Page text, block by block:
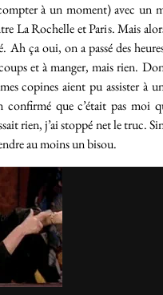
à un moment) avec un
La Rochelle et Paris. Mais
Ah ça oui, on a passé des
et à manger, mais rien.
copines aient pu assister à
confirmé que c’était pas moi
rien, j’ai stoppé net le truc.
au moins un bisou.